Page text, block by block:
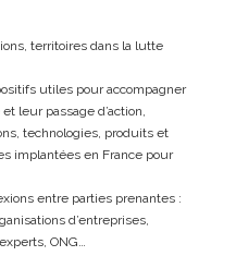
territoires dans la lutte
utiles pour accompagner
leur passage d’action,
technologies, produits et
implantées en France pour
entre parties prenantes :
d’entreprises,
ONG…